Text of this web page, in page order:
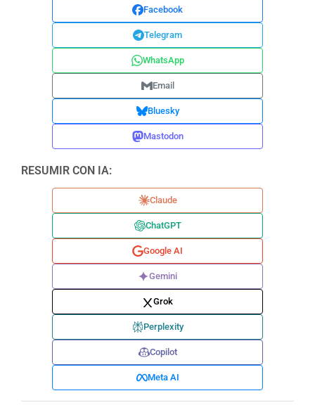
Facebook
Telegram
WhatsApp
Email
Bluesky
Mastodon
RESUMIR CON IA:
Claude
ChatGPT
Google AI
Gemini
Grok
Perplexity
Copilot
Meta AI